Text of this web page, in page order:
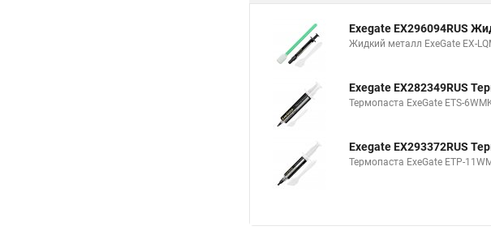
Exegate EX296094RUS
Жидкий металл ExeGate EX-
Exegate EX282349RUS
Термопаста ExeGate ETS-
Exegate EX293372RUS
Термопаста ExeGate ETP-